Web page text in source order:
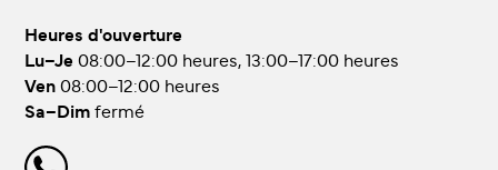
Heures d'ouverture
Lu–Je 08:00–12:00 heures, 13:00–17:00 heures
Ven08:00–12:00 heures
Sa–Dimfermé